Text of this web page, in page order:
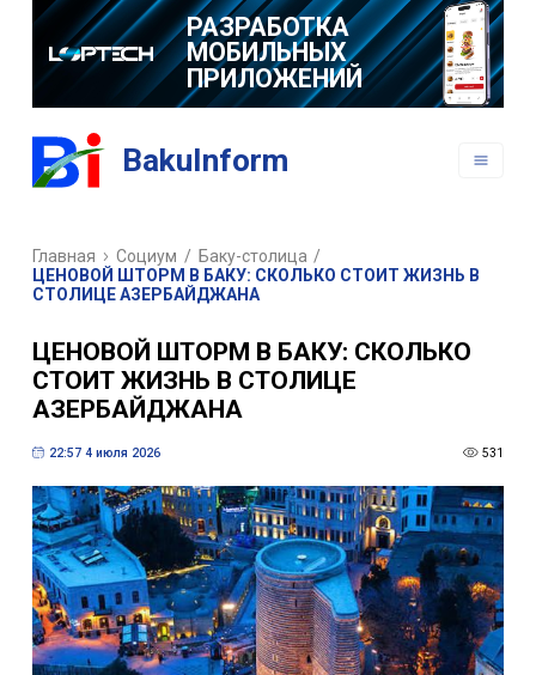
РАЗРАБОТКА
МОБИЛЬНЫХ
ПРИЛОЖЕНИЙ
BakuInform
Главная Социум / Баку-столица /
ЦЕНОВОЙ ШТОРМ В БАКУ: СКОЛЬКО СТОИТ ЖИЗНЬ В
СТОЛИЦЕ АЗЕРБАЙДЖАНА
ЦЕНОВОЙ ШТОРМ В БАКУ: СКОЛЬКО
СТОИТ ЖИЗНЬ В СТОЛИЦЕ
АЗЕРБАЙДЖАНА
22:57 4 июля 2026 531